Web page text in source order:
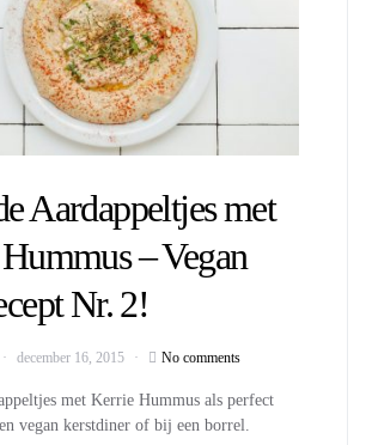
Aardappeltjes met
– Vegan
Nr. 2!
december 16, 2015 No comments
met Kerrie Hummus als perfect
vegan kerstdiner of bij een borrel.